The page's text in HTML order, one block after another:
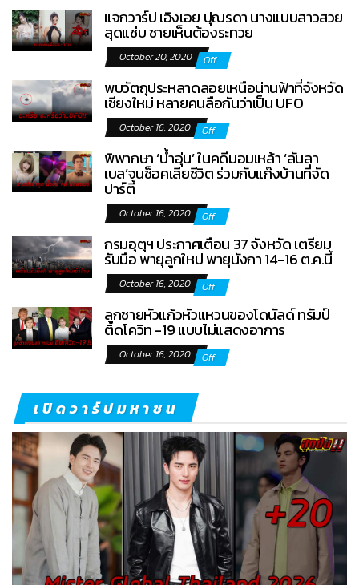
แจกวาร์ป เอิงเอย ปุณรดา นางแบบสาวสวย
สุดแซ่บ ชายเห็นต้องระทวย
October 20, 2020 Off
พบวัตถุประหลาดลอยเหนือน่านฟ้าที่จังหวัด
เชียงใหม่ หลายคนลือกันว่าเป็น UFO
October 16, 2020 Off
พิพากษา ‘น้ำอุ่น’ ในคดีมอมเหล้า ‘ลันลา
เบล’จนช็อคเสียชีวิต ร่วมกับแก๊งบ้านที่จัด
ปาร์ตี้
October 16, 2020 Off
กรมอุตุฯ ประกาศเตือน 37 จังหวัด เตรียม
รับมือ พายุลูกใหม่ พายุนังกา 14-16 ต.ค.นี้
October 16, 2020 Off
ลูกชายหัวแก้วหัวแหวนของโดนัลด์ ทรัมป์
ติดโควิท -19 แบบไม่แสดงอาการ
October 16, 2020 Off
เปิดวาร์ปมหาชน